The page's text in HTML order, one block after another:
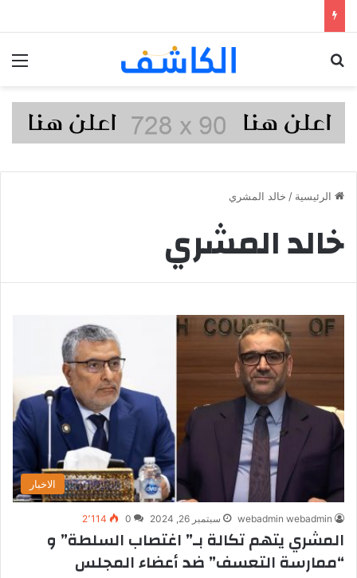
الرئيسية / خالد المشري
خالد المشري
الاخبار
webadmin webadmin سبتمبر 26, 2024 0 2٬114
المشري يتهم تكالة بـ” اغتصاب السلطة” و
“ممارسة التعسف” ضد أعضاء المجلس